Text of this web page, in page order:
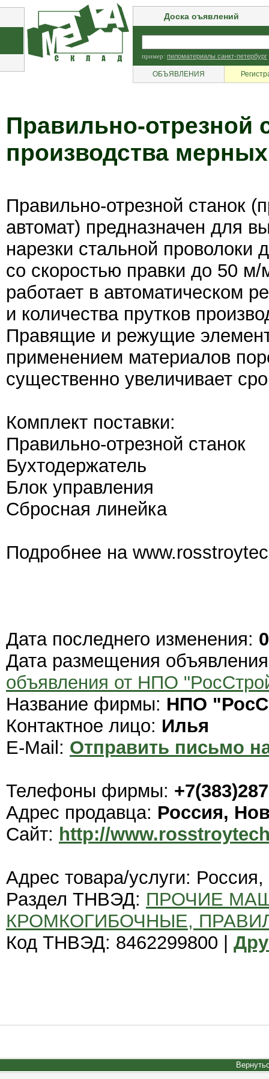
Доска оъявлений
пример: пиломатериалы санкт-петербург
ОБЪЯВЛЕНИЯ
Правильно-отрезной
производства
Правильно-отрезной станок
автомат) предназначен для
нарезки стальной
со скоростью правки до 50
работает в автоматическом
и количества прутков
Правящие и режущие
применением материалов
существенно увеличивает
Комплект поставки:
Правильно-отрезной станок
Бухтодержатель
Блок управления
Сбросная линейка
Подробнее на
Дата последнего изменения:
Дата размещения
объявления от НПО
Название фирмы: НПО
Контактное лицо: Илья
E-Mail: Отправить письмо
Телефоны фирмы:
Адрес продавца: Россия,
Сайт: http://
Адрес товара/услуги:
Раздел ТНВЭД: ПРОЧИЕ
КРОМКОГИБОЧНЫЕ,
Код ТНВЭД: 8462299800 |